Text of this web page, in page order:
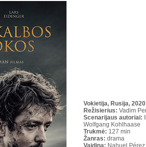
Vokietija, Rusija, 2020
Režisierius: Vadim
Scenarijaus autoriai:
Wolfgang Kohlhaase
Trukmė: 127 min
Žanras: drama
Vaidina: Nahuel